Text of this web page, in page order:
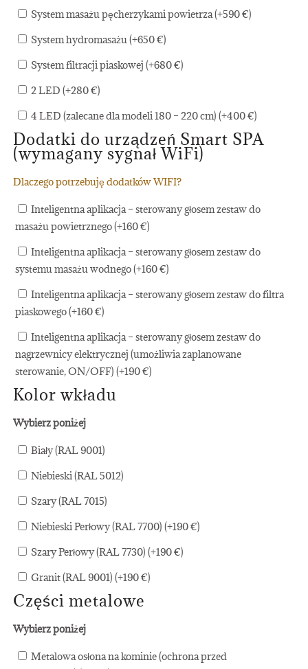
System masażu pęcherzykami powietrza (+590€)
System hydromasażu (+650€)
System filtracji piaskowej (+680€)
2 LED (+280€)
4 LED (zalecane dla modeli 180 – 220 cm) (+400€)
Dodatki do urządzeń Smart SPA
(wymagany sygnał WiFi)
Dlaczego potrzebuję dodatków WIFI?
Inteligentna aplikacja – sterowany głosem zestaw do
masażu powietrznego (+160€)
Inteligentna aplikacja – sterowany głosem zestaw do
systemu masażu wodnego (+160€)
Inteligentna aplikacja – sterowany głosem zestaw do filtra
piaskowego (+160€)
Inteligentna aplikacja – sterowany głosem zestaw do
nagrzewnicy elektrycznej (umożliwia zaplanowane
sterowanie, ON/OFF) (+190€)
Kolor wkładu
Wybierz poniżej
Biały (RAL 9001)
Niebieski (RAL 5012)
Szary (RAL 7015)
Niebieski Perłowy (RAL 7700) (+190€)
Szary Perłowy (RAL 7730) (+190€)
Granit (RAL 9001) (+190€)
Części metalowe
Wybierz poniżej
Metalowa osłona na kominie (ochrona przed